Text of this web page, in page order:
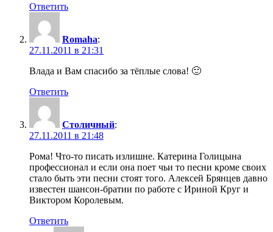
Ответить
Romaha:
27.11.2011 в 21:31
Влада и Вам спасибо за тёплые слова! 🙂
Ответить
Столичный:
27.11.2011 в 21:48
Рома! Что-то писать излишне. Катерина Голицына
профессионал и если она поет чьи то песни кроме своих
стало быть эти песни стоят того. Алексей Брянцев давно
известен шансон-братии по работе с Ириной Круг и
Виктором Королевым.
Ответить